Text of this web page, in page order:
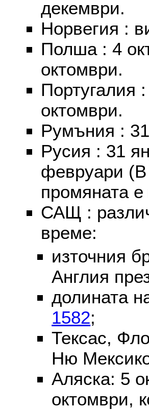
декември.
Норвегия :
Полша : 4
октомври.
Португалия
октомври.
Румъния :
Русия : 31
февруари (В
промяната е
САЩ :
време:
източния
Англия
долината
1582;
Тексас,
Ню
Аляска: 5
октомври,